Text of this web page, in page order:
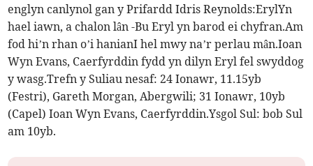
englyn canlynol gan y Prifardd Idris Reynolds:ErylYn
hael iawn, a chalon lân -Bu Eryl yn barod ei chyfran.Am
fod hi’n rhan o’i hanianI hel mwy na’r perlau mân.Ioan
Wyn Evans, Caerfyrddin fydd yn dilyn Eryl fel swyddog
y wasg.Trefn y Suliau nesaf: 24 Ionawr, 11.15yb
(Festri), Gareth Morgan, Abergwili; 31 Ionawr, 10yb
(Capel) Ioan Wyn Evans, Caerfyrddin.Ysgol Sul: bob Sul
am 10yb.